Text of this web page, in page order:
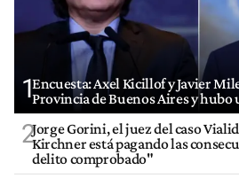
1Encuesta: Axel Kicillof y Javier
Provincia de Buenos Aires y hubo
2Jorge Gorini, el juez del caso
Kirchner está pagando las
delito comprobado"